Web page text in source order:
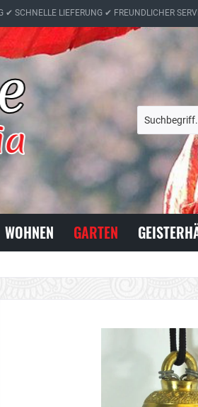
✔ SCHNELLE LIEFERUNG ✔ FREUNDLICHER
WOHNEN GARTEN